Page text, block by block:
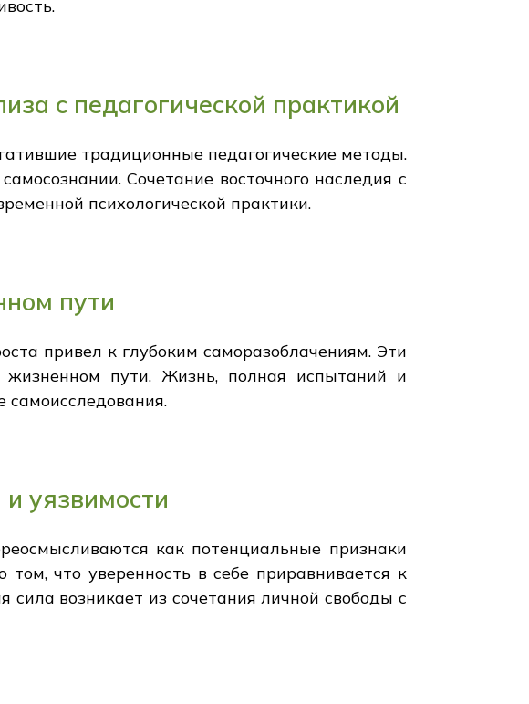
с педагогической практикой
традиционные педагогические методы.
Сочетание восточного наследия с
психологической практики.
пути
привел к глубоким саморазоблачениям. Эти
пути. Жизнь, полная испытаний и
уязвимости
как потенциальные признаки
что уверенность в себе приравнивается к
сила возникает из сочетания личной свободы с